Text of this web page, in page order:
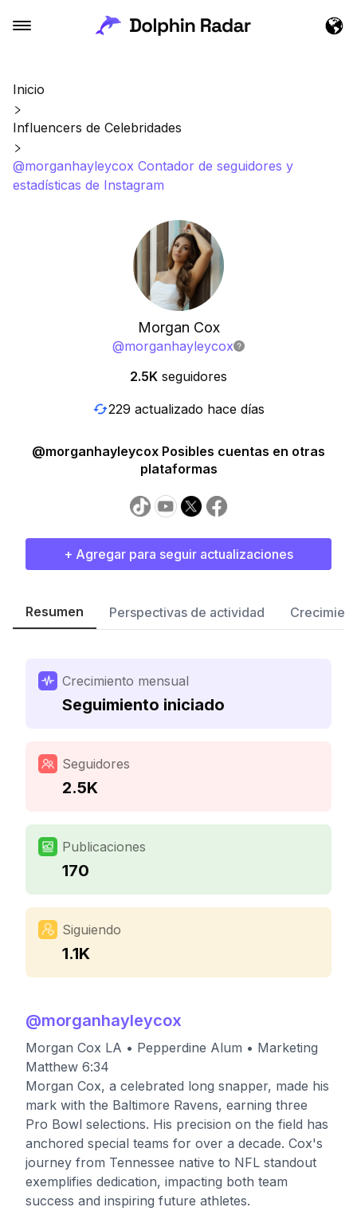
Inicio
Influencers de Celebridades
@morganhayleycox Contador de seguidores y
estadísticas de Instagram
Morgan Cox
@morganhayleycox
2.5K seguidores
229 actualizado hace días
@morganhayleycox Posibles cuentas en otras
plataformas
+ Agregar para seguir actualizaciones
Resumen Perspectivas de actividad
Crecimiento mensual
Seguimiento iniciado
Seguidores
2.5K
Publicaciones
170
Siguiendo
1.1K
@morganhayleycox
Morgan Cox LA • Pepperdine Alum • Marketing
Matthew 6:34
Morgan Cox, a celebrated long snapper, made his
mark with the Baltimore Ravens, earning three
Pro Bowl selections. His precision on the field has
anchored special teams for over a decade. Cox's
journey from Tennessee native to NFL standout
exemplifies dedication, impacting both team
success and inspiring future athletes.